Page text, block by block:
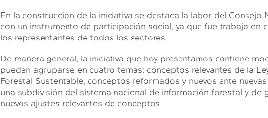
En la construcción de la iniciativa se destaca la labor del Consejo
con un instrumento de participación social, ya que fue trabajo en
los representantes de todos los sectores.
De manera general, la iniciativa que hoy presentamos contiene
pueden agruparse en cuatro temas: conceptos relevantes de la
Forestal Sustentable, conceptos reformados y nuevos ante
una subdivisión del sistema nacional de información forestal y de
nuevos ajustes relevantes de conceptos.